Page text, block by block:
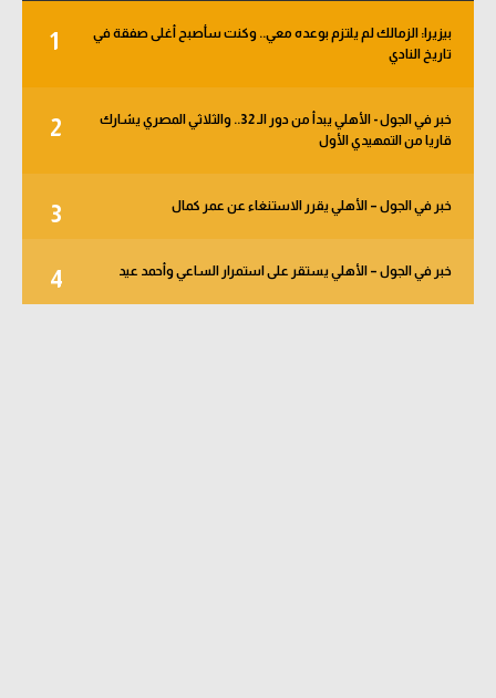
1
بيزيرا: الزمالك لم يلتزم بوعده معي.. وكنت سأصبح أغلى صفقة في
تاريخ النادي
2
خبر في الجول - الأهلي يبدأ من دور الـ 32.. والثلاثي المصري يشارك
قاريا من التمهيدي الأول
3 خبر في الجول – الأهلي يقرر الاستنغاء عن عمر كمال
4 خبر في الجول – الأهلي يستقر على استمرار الساعي وأحمد عيد